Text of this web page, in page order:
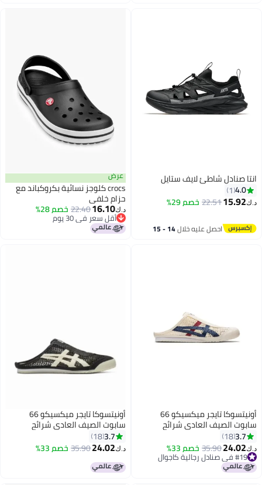
انتا صنادل شاطئ لايف ستايل
4.0
1
د.ك‏15.92
22.51خصم 29%
احصل عليه خلال 14 - 15
اغسطس
عرض
crocs كلوجز نسائية بكروكباند مع
حزام خلفي
د.ك‏16.10
22.40خصم 28%
أقل سعر في 30 يوم
أقل سعر في 30 يوم
أونيتسوكا تايجر ميكسيكو 66
سابوت الصيف العادي شرائح
الصنادل - الأبيض / الأزرق / الأحمر
3.7
18
د.ك‏24.02
35.90خصم 33%
#19 في صنادل رجالية كاجوال
#19 في صنادل رجالية كاجوال
أونيتسوكا تايجر ميكسيكو 66
سابوت الصيف العادي شرائح
الصنادل - أسود/أبيض
3.7
18
د.ك‏24.02
35.90خصم 33%